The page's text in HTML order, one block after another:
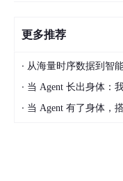
更多推荐
· 从海量时序数据到智能决策
· 当 Agent 长出身体：我用魔
· 当 Agent 有了身体，